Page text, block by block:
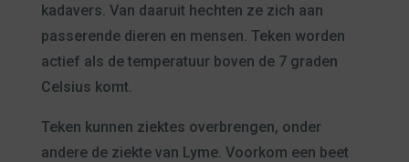
kadavers. Van daaruit hechten ze zich aan
passerende dieren en mensen. Teken worden
actief als de temperatuur boven de 7 graden
Celsius komt.
Teken kunnen ziektes overbrengen, onder
andere de ziekte van Lyme. Voorkom een beet